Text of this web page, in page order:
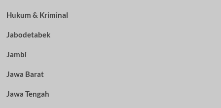
Hukum & Kriminal
Jabodetabek
Jambi
Jawa Barat
Jawa Tengah